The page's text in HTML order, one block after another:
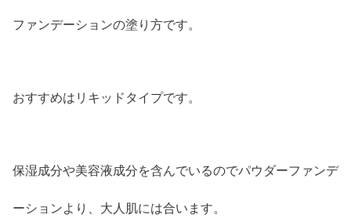
ファンデーションの塗り方です。
おすすめはリキッドタイプです。
保湿成分や美容液成分を含んでいるのでパウダーファンデ
ーションより、大人肌には合います。